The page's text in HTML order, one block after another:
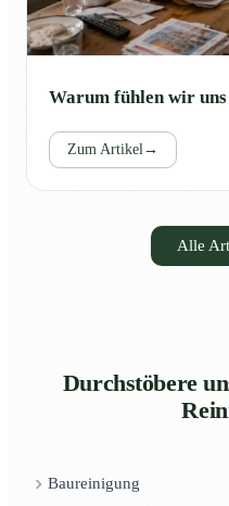
Warum fühlen wir uns
Zum Artikel→
Alle
Durchstöbere
Baureinigung